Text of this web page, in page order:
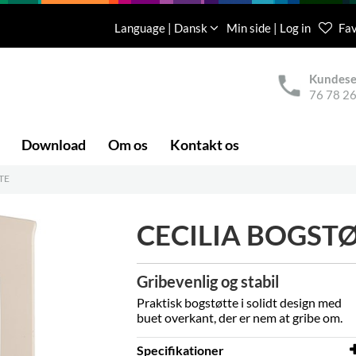
Language | Dansk Min side | Log in
76 78
Download Om os Kontakt os
CECILIA
Gribevenlig og stabil
Praktisk bogstøtte i solidt design med
buet overkant, der er nem at gribe om.
Specifikationer